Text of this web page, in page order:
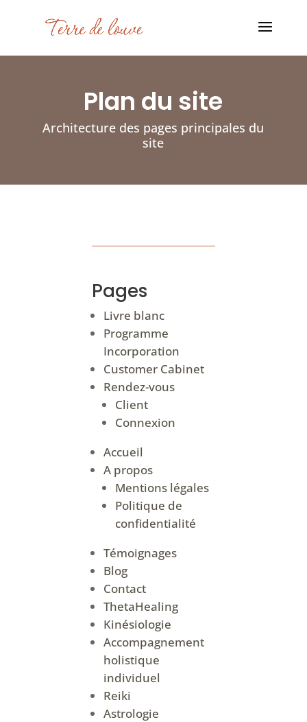
Plan du site
Architecture des pages principales du
site
Pages
Livre blanc
Programme
Incorporation
Customer Cabinet
Rendez-vous
Client
Connexion
Accueil
A propos
Mentions légales
Politique de
confidentialité
Témoignages
Blog
Contact
ThetaHealing
Kinésiologie
Accompagnement
holistique
individuel
Reiki
Astrologie